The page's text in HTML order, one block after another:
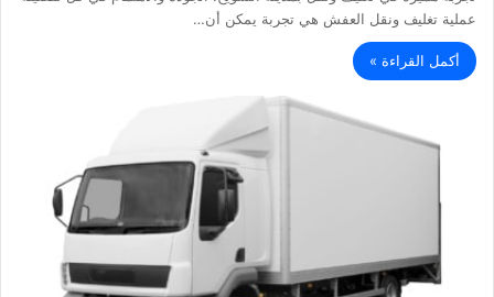
عملية تغليف ونقل العفش هي تجربة يمكن أن…
أكمل القراءة »